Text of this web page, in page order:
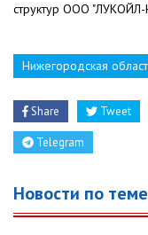
структур ООО "ЛУКОЙЛ-
Нижегородская
Share Tweet
Telegram
Новости по теме